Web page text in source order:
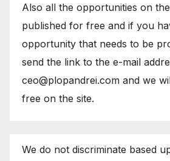
Also all the opportunities on
published for free and if you
opportunity that needs to be
send the link to the e-mail
ceo@plopandrei.com and we
free on the site.
We do not discriminate based